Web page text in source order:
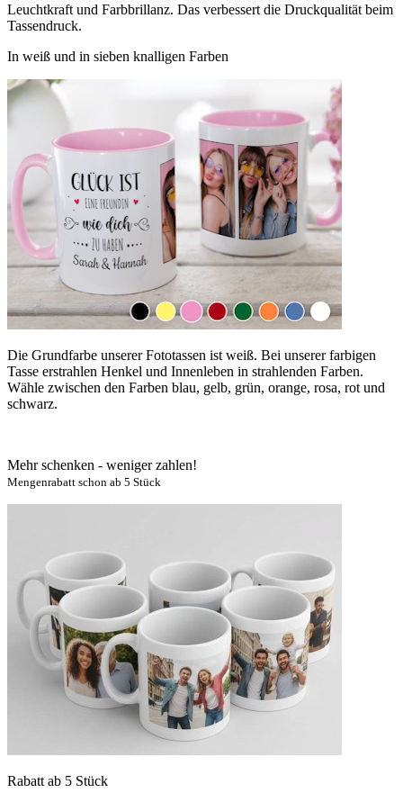
Leuchtkraft und Farbbrillanz. Das verbessert die Druckqualität beim
Tassendruck.
In weiß und in sieben knalligen Farben
Die Grundfarbe unserer Fototassen ist weiß. Bei unserer farbigen
Tasse erstrahlen Henkel und Innenleben in strahlenden Farben.
Wähle zwischen den Farben blau, gelb, grün, orange, rosa, rot und
schwarz.
Mehr schenken - weniger zahlen!
Mengenrabatt schon ab 5 Stück
Rabatt ab 5 Stück